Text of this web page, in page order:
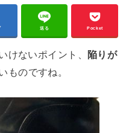
送る Pocket
けないポイント、
陥りが
ものですね。